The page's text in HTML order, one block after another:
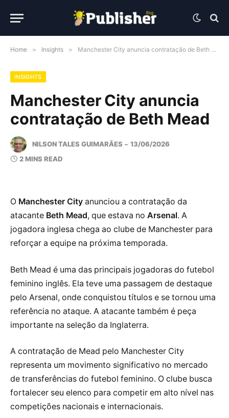
Home » Insights » Manchester City anuncia contratação de Beth Mead
INSIGHTS
Manchester City anuncia
contratação de Beth Mead
NILSON TALES GUIMARÃES
13/06/2026
2 MINS READ
O Manchester City anunciou a contratação da
atacante Beth Mead, que estava no Arsenal. A
jogadora inglesa chega ao clube de Manchester para
reforçar a equipe na próxima temporada.
Beth Mead é uma das principais jogadoras do futebol
feminino inglês. Ela teve uma passagem de destaque
pelo Arsenal, onde conquistou títulos e se tornou uma
referência no ataque. A atacante também é peça
importante na seleção da Inglaterra.
A contratação de Mead pelo Manchester City
representa um movimento significativo no mercado
de transferências do futebol feminino. O clube busca
fortalecer seu elenco para competir em alto nível nas
competições nacionais e internacionais.